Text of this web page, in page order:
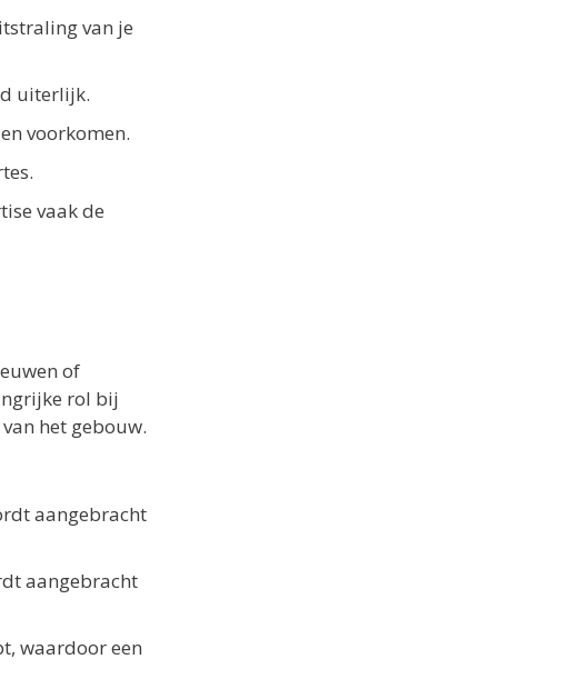
van je
uiterlijk.
voorkomen.
vaak de
of
rol bij
het gebouw.
aangebracht
aangebracht
waardoor een